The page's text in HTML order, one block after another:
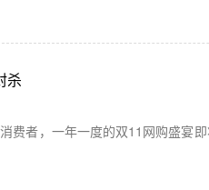
杀
费者，一年一度的双11网购盛宴